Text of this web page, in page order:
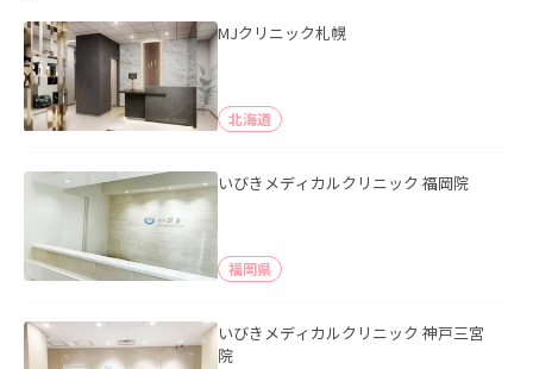
MJクリニック札幌
北海道
いびきメディカルクリニック 福岡院
福岡県
いびきメディカルクリニック 神戸三宮
院